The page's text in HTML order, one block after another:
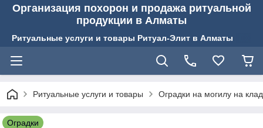
Организация похорон и продажа ритуальной
продукции в Алматы
Ритуальные услуги и товары Ритуал-Элит в Алматы
Ритуальные услуги и товары Оградки на могилу на
Оградки